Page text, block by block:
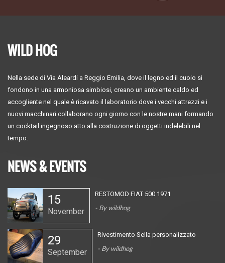
WILD HOG
Nella sede di Via Aleardi a Reggio Emilia, dove il legno ed il cuoio si
fondono in una armoniosa simbiosi, creano un ambiente caldo ed
accogliente nel quale è ricavato il laboratorio dove i vecchi attrezzi e i
nuovi macchinari collaborano ogni giorno con le nostre mani formando
un cocktail ingegnoso atto alla costruzione di oggetti indelebili nel
tempo.
NEWS & EVENTS
fia00376_wilddog-
024.jpg
15
November
RESTOMOD FIAT 500 1971
- Bywildhog
20230210_095145.jpg
29
September
Rivestimento Sella personalizzato
- Bywildhog